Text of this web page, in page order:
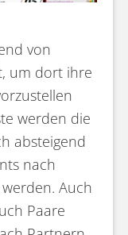
von
um dort ihre
werden die
absteigend
nach
Auch
Paare